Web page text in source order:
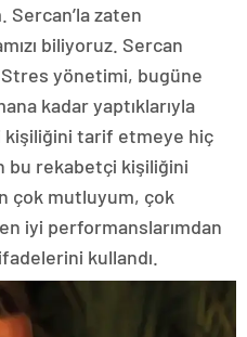
Sercan’la zaten
biliyoruz. Sercan
yönetimi, bugüne
kadar yaptıklarıyla
tarif etmeye hiç
bu rekabetçi kişiliğini
çok mutluyum, çok
iyi performanslarımdan
kullandı.